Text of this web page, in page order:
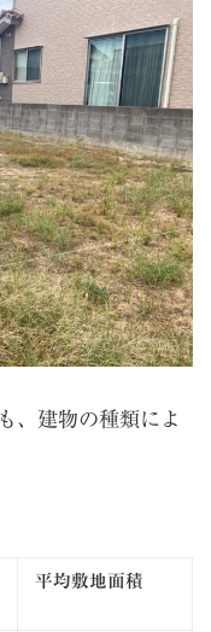
も、建物の種類によ
平均敷地面積